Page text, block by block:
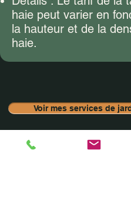
haie peut varier en
la hauteur et de la
haie.
Voir mes services de
Demander un devis